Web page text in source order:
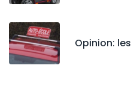
Opinion: